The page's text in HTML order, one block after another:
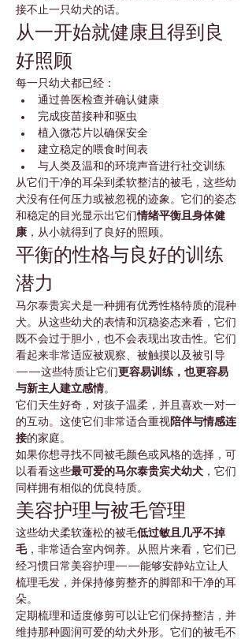
接不止一只幼犬的话。
从一开始就健康且得到良
好照顾
每一只幼犬都已经：
通过兽医检查并确认健康
完成疫苗接种和驱虫
植入微芯片以确保安全
建立稳定的喂食时间表
与人类及温和的环境声音进行社交训练
从它们干净的耳朵到柔软整洁的被毛，这些幼
犬没有任何压力或被忽视的迹象。它们的姿态
和稳定的目光显示出它们情绪平衡且身体健
康 ，从小就得到了良好的照顾。
平衡的性格与良好的训练
潜力
马尔泰贵宾犬是一种拥有优秀性格特质的混种
犬。从这些幼犬的表情和沉稳姿态来看，它们
既不会过于胆小，也不会表现出攻击性。它们
看起来非常适应被观察、被触摸以及被引导
——这些特质让它们 更容易训练，也更容易
与新主人建立感情。
它们天生好奇，对孩子温柔，并且喜欢一对一
的互动。这使它们非常适合重视陪伴与情感连
接的家庭。
如果你想寻找不同被毛颜色或风格的选择，可
以看看这些最可爱的马尔泰贵宾犬幼犬 ，它们
同样拥有相似的优良特质。
美容护理与被毛管理
这些幼犬柔软蓬松的被毛低过敏且几乎不掉
毛，非常适合室内饲养。从照片来看，它们已
经习惯日常美容护理——能够安静站立让人
梳理毛发，并保持修剪整齐的脚部和干净的耳
朵。
定期梳理和适度修剪可以让它们保持整洁，并
维持那种圆润可爱的幼犬外形。它们的被毛不